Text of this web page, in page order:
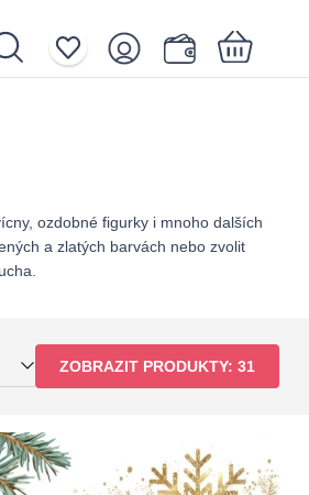
ozdobné figurky i mnoho dalších
a zlatých barvách nebo zvolit
ZOBRAZIT PRODUKTY: 31